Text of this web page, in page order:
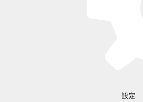
設定
徴の「ゆり根入りコーヒー」はお土産用に